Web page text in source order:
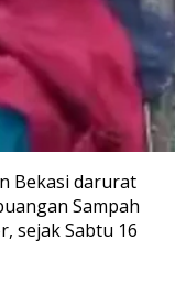
Bekasi darurat
Sampah
sejak Sabtu 16